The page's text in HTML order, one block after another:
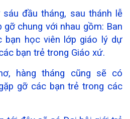
đầu tháng, sau thánh lễ
chung với nhau gồm: Ban
bạn học viên lớp giáo lý dự
bạn trẻ trong Giáo xứ.
hàng tháng cũng sẽ có
gỡ các bạn trẻ trong các